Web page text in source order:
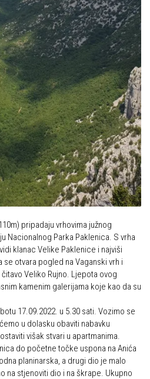
pripadaju vrhovima južnog
Nacionalnog Parka Paklenica. S vrha
klanac Velike Paklenice i najviši
otvara pogled na Vaganski vrh i
Veliko Rujno. Ljepota ovog
kamenim galerijama koje kao da su
17.09.2022. u 5.30 sati. Vozimo se
u dolasku obaviti nabavku
višak stvari u apartmanima.
do početne točke uspona na Anića
planinarska, a drugi dio je malo
na stjenoviti dio i na škrape. Ukupno